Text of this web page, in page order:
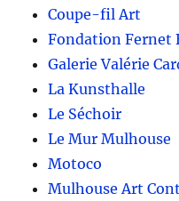
Coupe-fil Art
Fondation Fernet
Galerie Valérie
La Kunsthalle
Le Séchoir
Le Mur Mulhouse
Motoco
Mulhouse Art